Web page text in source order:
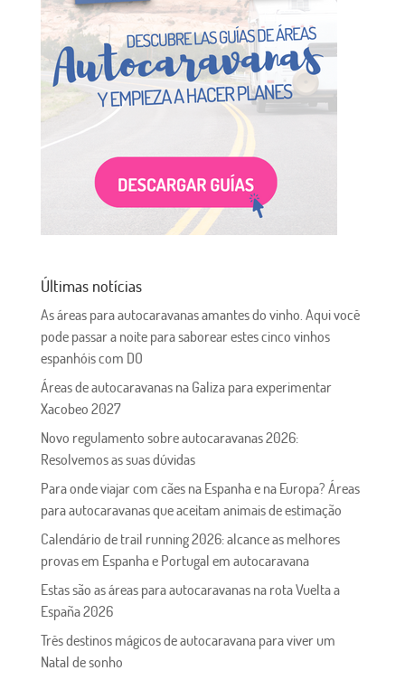
Últimas notícias
As áreas para autocaravanas amantes do vinho. Aqui você
pode passar a noite para saborear estes cinco vinhos
espanhóis com DO
Áreas de autocaravanas na Galiza para experimentar
Xacobeo 2027
Novo regulamento sobre autocaravanas 2026:
Resolvemos as suas dúvidas
Para onde viajar com cães na Espanha e na Europa? Áreas
para autocaravanas que aceitam animais de estimação
Calendário de trail running 2026: alcance as melhores
provas em Espanha e Portugal em autocaravana
Estas são as áreas para autocaravanas na rota Vuelta a
España 2026
Três destinos mágicos de autocaravana para viver um
Natal de sonho